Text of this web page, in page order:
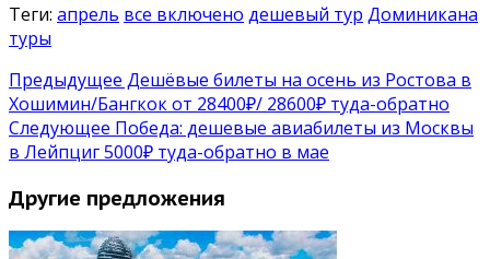
Теги: апрель все включено дешевый тур Доминикана
туры
Предыдущее Дешёвые билеты на осень из Ростова в
Хошимин/Бангкок от 28400₽/ 28600₽ туда-обратно
Следующее Победа: дешевые авиабилеты из Москвы
в Лейпциг 5000₽ туда-обратно в мае
Другие предложения